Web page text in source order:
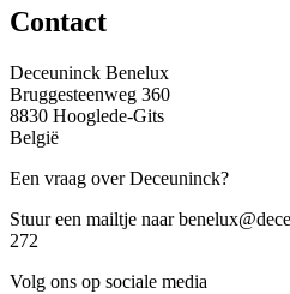
Contact
Deceuninck Benelux
Bruggesteenweg 360
8830 Hooglede-Gits
België
Een vraag over Deceuninck?
Stuur een mailtje naar
272
Volg ons op sociale media